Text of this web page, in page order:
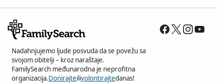
Nadahnjujemo ljude posvuda da se povežu sa
svojom obitelji – kroz naraštaje.
FamilySearch međunarodna je neprofitna
organizacija.Donirajteilivolontirajtedanas!